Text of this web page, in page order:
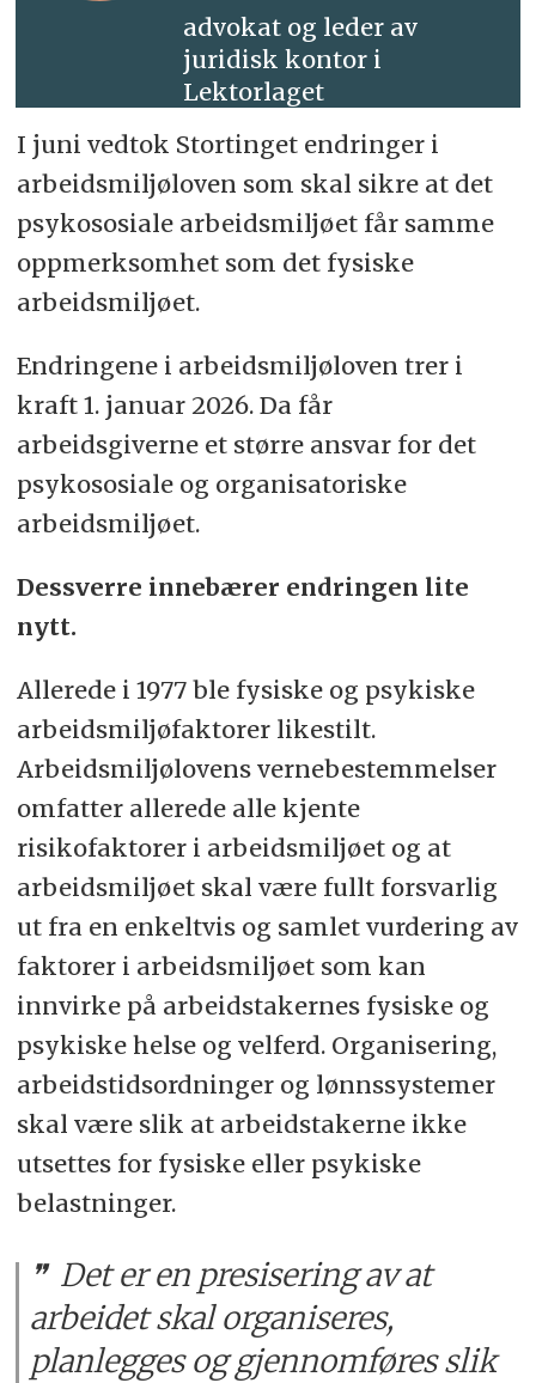
advokat og leder av
juridisk kontor i
Lektorlaget
I juni vedtok Stortinget endringer i
arbeidsmiljøloven som skal sikre at det
psykososiale arbeidsmiljøet får samme
oppmerksomhet som det fysiske
arbeidsmiljøet.
Endringene i arbeidsmiljøloven trer i
kraft 1. januar 2026. Da får
arbeidsgiverne et større ansvar for det
psykososiale og organisatoriske
arbeidsmiljøet.
Dessverre innebærer endringen lite
nytt.
Allerede i 1977 ble fysiske og psykiske
arbeidsmiljøfaktorer likestilt.
Arbeidsmiljølovens vernebestemmelser
omfatter allerede alle kjente
risikofaktorer i arbeidsmiljøet og at
arbeidsmiljøet skal være fullt forsvarlig
ut fra en enkeltvis og samlet vurdering av
faktorer i arbeidsmiljøet som kan
innvirke på arbeidstakernes fysiske og
psykiske helse og velferd. Organisering,
arbeidstidsordninger og lønnssystemer
skal være slik at arbeidstakerne ikke
utsettes for fysiske eller psykiske
belastninger.
Det er en presisering av at
arbeidet skal organiseres,
planlegges og gjennomføres slik